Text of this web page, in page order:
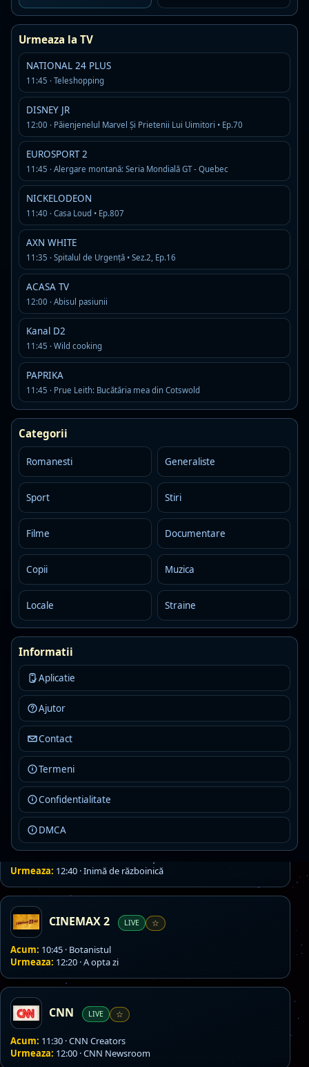
Urmeaza la TV
NATIONAL 24 PLUS
11:45 · Teleshopping
DISNEY JR
12:00 · Păienjenelul Marvel Și Prietenii Lui Uimitori • Ep.70
EUROSPORT 2
11:45 · Alergare montană: Seria Mondială GT - Quebec
NICKELODEON
11:40 · Casa Loud • Ep.807
AXN WHITE
11:35 · Spitalul de Urgenţă • Sez.2, Ep.16
ACASA TV
12:00 · Abisul pasiunii
Kanal D2
11:45 · Wild cooking
PAPRIKA
11:45 · Prue Leith: Bucătăria mea din Cotswold
Categorii
Romanesti Generaliste
Sport Stiri
Filme Documentare
Copii Muzica
Locale Straine
Informatii
Aplicatie
Ajutor
Contact
Termeni
Confidentialitate
DMCA
B1 TV
Acum:11:00 · Talk B1
Urmeaza: 13:00 · Travel and Fun
BALCAN MUSIC LIVE ☆
BBC EARTH
Acum: 11:15 · David Attenborough's Natural Curiosities • Sez.2,
Ep.1
Urmeaza:11:55 · David Attenborough's Natural Curiosities •
Sez.2, Ep.2
BBC FIRST
Acum:11:30 · Dincolo de paradis • Sez.1, Ep.5
Urmeaza:12:30 · Art Detectives • Sez.1, Ep.3
BBC NEWS LIVE ☆
Acum:
11:00 · BBC News
Urmeaza:12:00 · BBC News
☆
Acum:08:45 · Vagabondul
Urmeaza:
CARTOON NETWORK LIVE ☆
Acum:11:25 · Grădiniţa Dramei Totale • Ep.2
Urmeaza:11:45 · Uimitoarea lume a lui Gumball • Ep.3
CARTOONITO
Acum:
Urmeaza:11:50 · Tom și Jerry se dau în spectacol • Ep.1
CBS REALITY
CINEMAX
Urmeaza: 12:40 · Inimă de războinică
CINEMAX 2 LIVE ☆
Acum: 10:45 · Botanistul
Urmeaza: 12:20 · A opta zi
CNN LIVE ☆
Acum: 11:30 · CNN Creators
Urmeaza: 12:00 · CNN Newsroom